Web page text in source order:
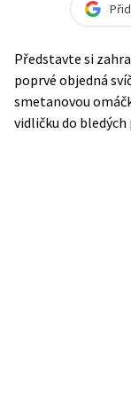
Představte si
poprvé objedná
smetanovou
vidličku do